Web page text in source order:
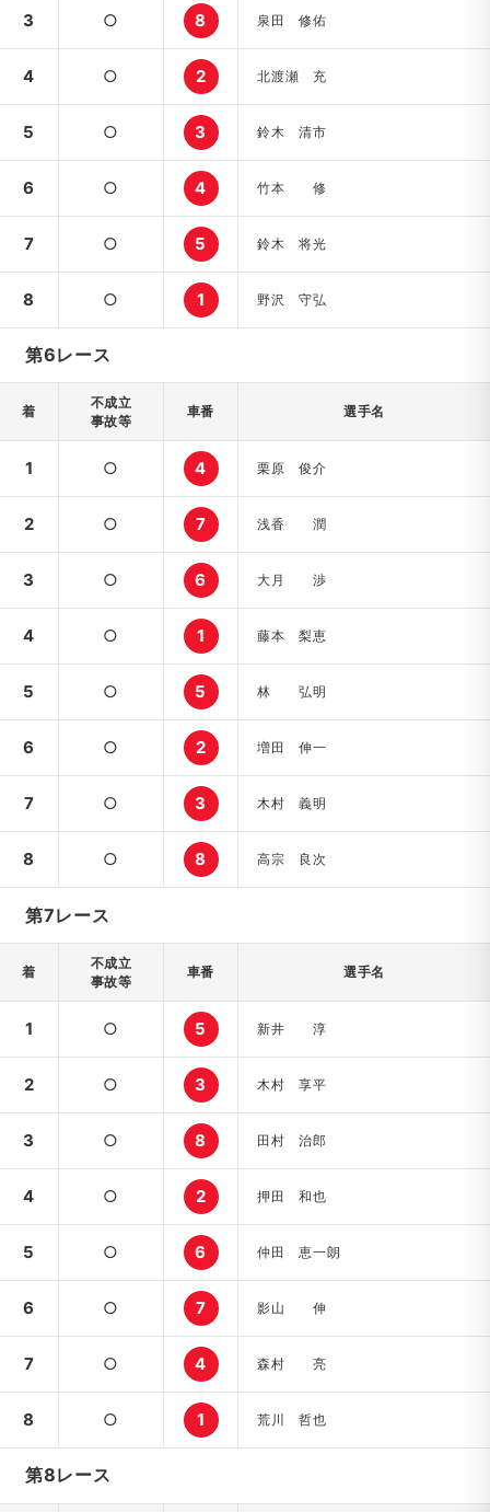
3 ○ 8 泉田 修佑
4 ○ 2 北渡瀬 充
5 ○ 3 鈴木 清市
6 ○ 4 竹本 修
7 ○ 5 鈴木 将光
8 ○ 1 野沢 守弘
第6レース
着
不成立
事故等
車番 選手名
1 ○ 4 栗原 俊介
2 ○ 7 浅香 潤
3 ○ 6 大月 渉
4 ○ 1 藤本 梨恵
5 ○ 5 林 弘明
6 ○ 2 増田 伸一
7 ○ 3 木村 義明
8 ○ 8 高宗 良次
第7レース
着
不成立
事故等
車番 選手名
1 ○ 5 新井 淳
2 ○ 3 木村 享平
3 ○ 8 田村 治郎
4 ○ 2 押田 和也
5 ○ 6 仲田 恵一朗
6 ○ 7 影山 伸
7 ○ 4 森村 亮
8 ○ 1 荒川 哲也
第8レース